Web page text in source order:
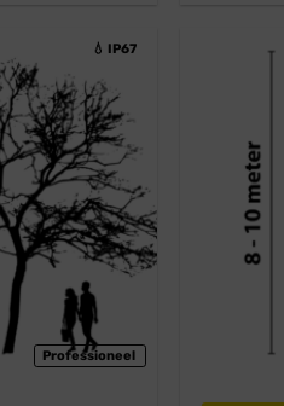
💧 IP67
Professioneel